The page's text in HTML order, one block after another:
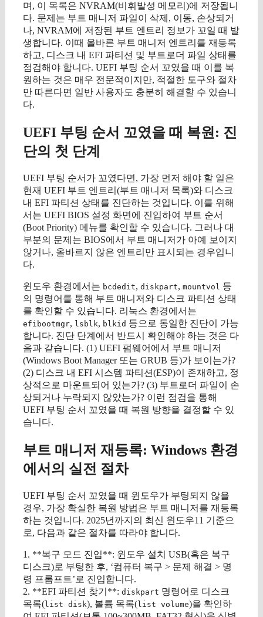
며, 이 목록은 NVRAM(비휘발성 메모리)에 저장됩니
다. 문제는 부트 매니저 파일이 삭제, 이동, 손상되거
나, NVRAM에 저장된 부트 엔트리 정보가 꼬일 때 발
생합니다. 이때 올바른 부트 매니저 엔트리를 재등록
하고, 디스크 내 EFI 파티션 및 부트로더 파일 상태를
점검해야 합니다. UEFI 부팅 순서 꼬였을 때 이를 복
원하는 것은 매우 전문적이지만, 적절한 도구와 절차
만 따른다면 일반 사용자도 충분히 해결할 수 있습니
다.
UEFI 부팅 순서 꼬였을 때 복원: 진
단의 첫 단계
UEFI 부팅 순서가 꼬였다면, 가장 먼저 해야 할 일은
현재 UEFI 부트 엔트리(부트 매니저 목록)와 디스크
내 EFI 파티션 상태를 진단하는 것입니다. 이를 위해
서는 UEFI BIOS 설정 화면에 진입하여 부트 순서
(Boot Priority) 메뉴를 확인할 수 있습니다. 그러나 대
부분의 문제는 BIOS에서 부트 매니저가 아예 보이지
않거나, 올바르지 않은 엔트리만 표시되는 경우입니
다.
윈도우 환경에서는 bcdedit, diskpart, mountvol 등
의 명령어를 통해 부트 매니저와 디스크 파티션 상태
를 확인할 수 있습니다. 리눅스 환경에서는
efibootmgr, lsblk, blkid 등으로 동일한 진단이 가능
합니다. 진단 단계에서 반드시 확인해야 하는 것은 다
음과 같습니다. (1) UEFI 펌웨어에서 부트 매니저
(Windows Boot Manager 또는 GRUB 등)가 보이는가?
(2) 디스크 내 EFI 시스템 파티션(ESP)이 존재하고, 정
상적으로 마운트되어 있는가? (3) 부트로더 파일이 손
상되거나 누락되지 않았는가? 이런 점검을 통해
UEFI 부팅 순서 꼬였을 때 복원 방향을 결정할 수 있
습니다.
부트 매니저 재등록: Windows 환경
에서의 실전 절차
UEFI 부팅 순서 꼬였을 때 윈도우가 부팅되지 않을
경우, 가장 확실한 복원 방법은 부트 매니저를 재등록
하는 것입니다. 2025년까지의 최신 윈도우11 기준으
로, 다음과 같은 절차를 따라야 합니다.
1. **복구 모드 진입**: 윈도우 설치 USB(혹은 복구
디스크)로 부팅한 후, ‘컴퓨터 복구 > 문제 해결 > 명
령 프롬프트’로 진입합니다.
2. **EFI 파티션 찾기**: diskpart 명령어로 디스크
목록(list disk), 볼륨 목록(list volume)을 확인하